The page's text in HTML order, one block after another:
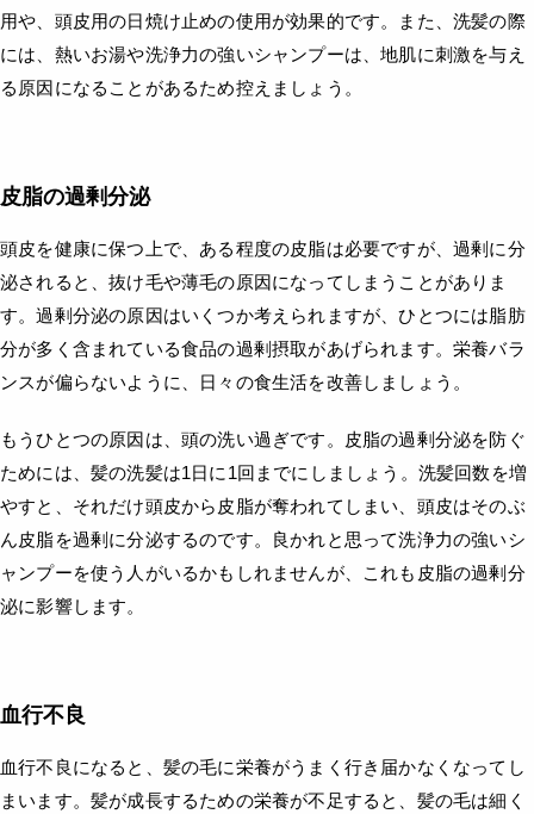
用や、頭皮用の日焼け止めの使用が効果的です。また、洗髪の際
には、熱いお湯や洗浄力の強いシャンプーは、地肌に刺激を与え
る原因になることがあるため控えましょう。
皮脂の過剰分泌
頭皮を健康に保つ上で、ある程度の皮脂は必要ですが、過剰に分
泌されると、抜け毛や薄毛の原因になってしまうことがありま
す。過剰分泌の原因はいくつか考えられますが、ひとつには脂肪
分が多く含まれている食品の過剰摂取があげられます。栄養バラ
ンスが偏らないように、日々の食生活を改善しましょう。
もうひとつの原因は、頭の洗い過ぎです。皮脂の過剰分泌を防ぐ
ためには、髪の洗髪は1日に1回までにしましょう。洗髪回数を増
やすと、それだけ頭皮から皮脂が奪われてしまい、頭皮はそのぶ
ん皮脂を過剰に分泌するのです。良かれと思って洗浄力の強いシ
ャンプーを使う人がいるかもしれませんが、これも皮脂の過剰分
泌に影響します。
血行不良
血行不良になると、髪の毛に栄養がうまく行き届かなくなってし
まいます。髪が成長するための栄養が不足すると、髪の毛は細く